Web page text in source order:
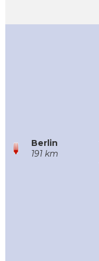
Berlin
191 km